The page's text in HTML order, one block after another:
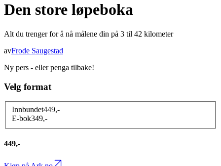
Den store løpeboka
Alt du trenger for å nå målene din på 3 til 42 kilometer
avFrode Saugestad
Ny pers - eller penga tilbake!
Velg format
Innbundet449,-
E-bok349,-
449,-